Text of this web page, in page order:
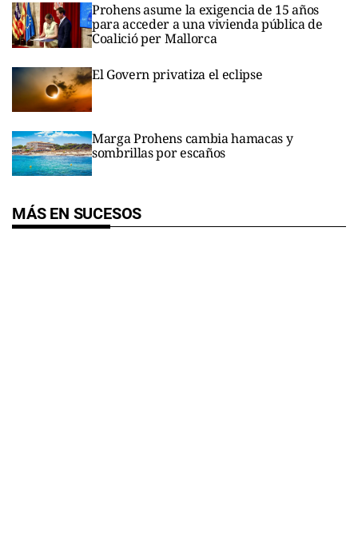
Prohens asume la exigencia de 15 años
para acceder a una vivienda pública de
Coalició per Mallorca
El Govern privatiza el eclipse
Marga Prohens cambia hamacas y
sombrillas por escaños
MÁS EN SUCESOS